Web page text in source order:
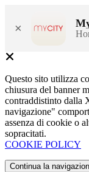
×
Questo sito utilizza
chiusura del banner
contraddistinto dalla
navigazione"
assenza di cookie o
sopracitati.
COOKIE POLICY
Continua la